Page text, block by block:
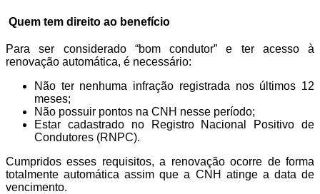
Quem tem direito ao benefício
Para ser considerado “bom condutor” e ter acesso à
renovação automática, é necessário:
Não ter nenhuma infração registrada nos últimos 12
meses;
Não possuir pontos na CNH nesse período;
Estar cadastrado no Registro Nacional Positivo de
Condutores (RNPC).
Cumpridos esses requisitos, a renovação ocorre de forma
totalmente automática assim que a CNH atinge a data de
vencimento.